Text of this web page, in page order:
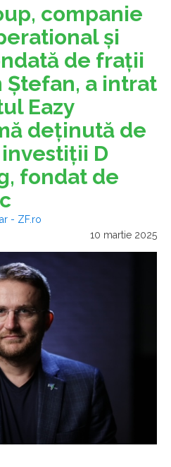
companie
şi
de fraţii
Ştefan, a intrat
Eazy
deţinută de
D
fondat de
- ZF.ro
10 martie 2025